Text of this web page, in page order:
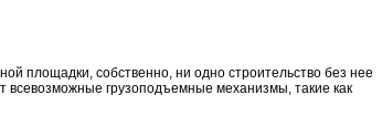
площадки, собственно, ни одно строительство без нее
грузоподъемные механизмы, такие как